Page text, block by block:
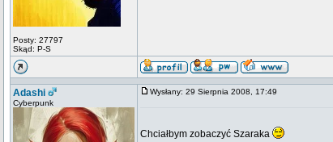
Posty: 27797
Skąd: P-S
Adashi
Cyberpunk
Wysłany: 29 Sierpnia 2008, 17:49
Chciałbym zobaczyć Szaraka